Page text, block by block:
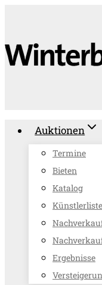
springen
Auktionen
Termine
Bieten
Katalog
Künstlerliste
Ergebnisse